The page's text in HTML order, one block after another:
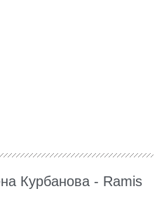
Курбанова - Ramis